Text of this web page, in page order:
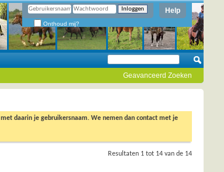
Help
Onthoud mij?
Geavanceerd Zoeken
met daarin je gebruikersnaam. We nemen dan contact met je
Resultaten 1 tot 14 van de 14